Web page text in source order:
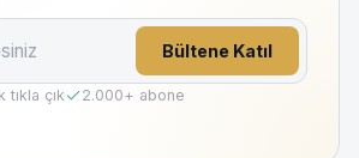
Bültene Katıl
tıkla çık 2.000+ abone